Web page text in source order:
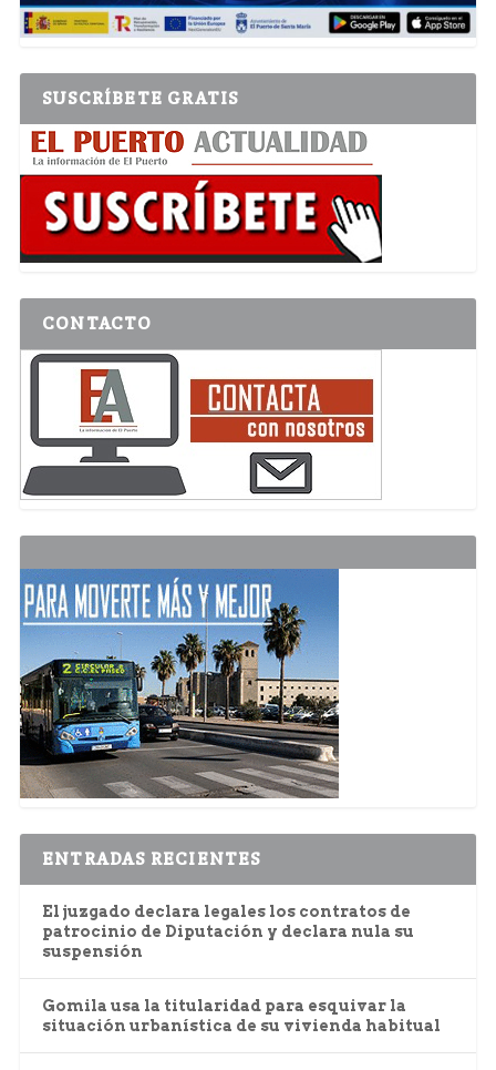
SUSCRÍBETE GRATIS
CONTACTO
ENTRADAS RECIENTES
El juzgado declara legales los contratos de
patrocinio de Diputación y declara nula su
suspensión
Gomila usa la titularidad para esquivar la
situación urbanística de su vivienda habitual